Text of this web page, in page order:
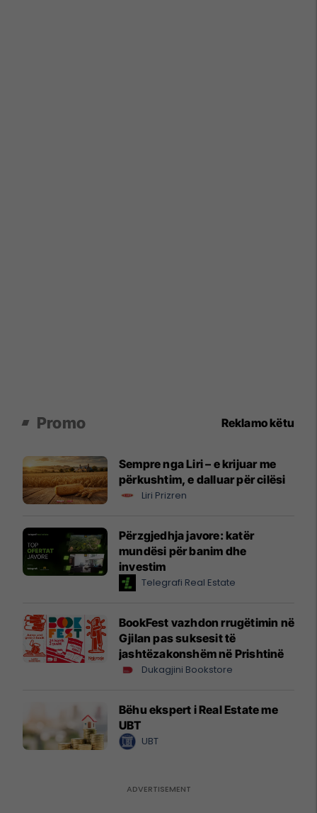
Promo Reklamo këtu
Sempre nga Liri – e krijuar me
përkushtim, e dalluar për cilësi
Liri Prizren
Përzgjedhja javore: katër
mundësi për banim dhe
investim
Telegrafi Real Estate
BookFest vazhdon rrugëtimin në
Gjilan pas suksesit të
jashtëzakonshëm në Prishtinë
Dukagjini Bookstore
Bëhu ekspert i Real Estate me
UBT
UBT